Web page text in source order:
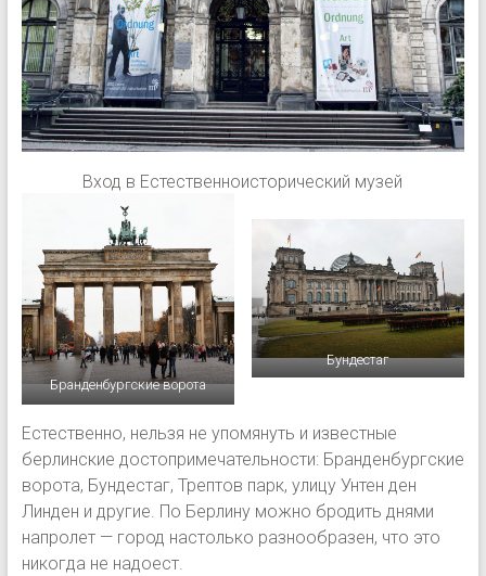
Вход в Естественноисторический музей
Бранденбургские ворота
Бундестаг
Естественно, нельзя не упомянуть и известные
берлинские достопримечательности: Бранденбургские
ворота, Бундестаг, Трептов парк, улицу Унтен ден
Линден и другие. По Берлину можно бродить днями
напролет — город настолько разнообразен, что это
никогда не надоест.